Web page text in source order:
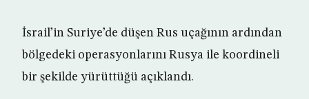
İsrail’in Suriye’de düşen Rus uçağının ardından
bölgedeki operasyonlarını Rusya ile koordineli
bir şekilde yürüttüğü açıklandı.